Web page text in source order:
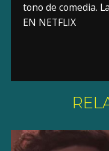
tono de comedia.
EN NETFLIX